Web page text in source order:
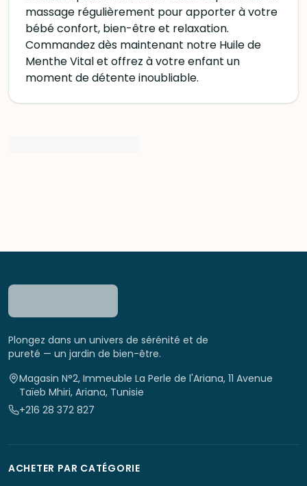
massage régulièrement pour apporter à votre
bébé confort, bien-être et relaxation.
Commandez dès maintenant notre Huile de
Menthe Vital et offrez à votre enfant un
moment de détente inoubliable.
Plongez dans un univers de sérénité et de
pureté — un jardin de bien-être.
Magasin N°2, Immeuble La Perle de l'Ariana, 11 Avenue
Taïeb Mhiri, Ariana, Tunisie
+216 28 372 827
ACHETER PAR CATÉGORIE